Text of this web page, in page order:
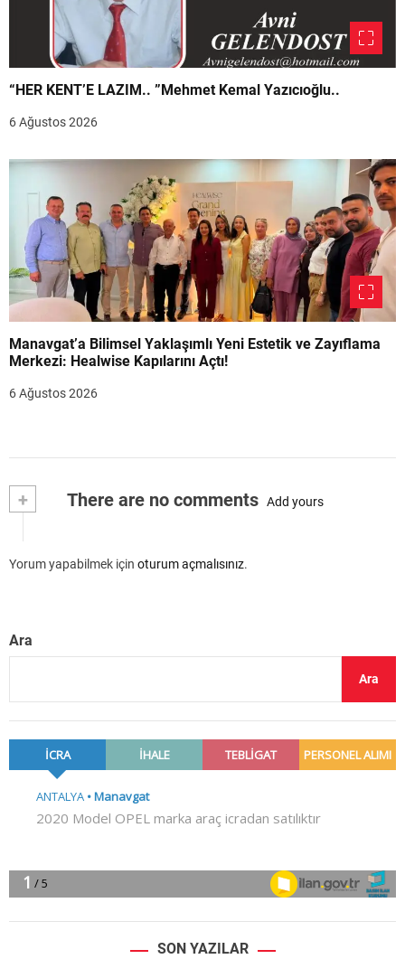
“HER KENT’E LAZIM.. ”Mehmet Kemal Yazıcıoğlu..
6 Ağustos 2026
Manavgat’a Bilimsel Yaklaşımlı Yeni Estetik ve Zayıflama
Merkezi: Healwise Kapılarını Açtı!
6 Ağustos 2026
+ There are no comments Add yours
Yorum yapabilmek için oturum açmalısınız.
Ara
Ara
SON YAZILAR